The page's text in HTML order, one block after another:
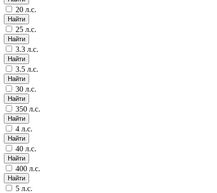
20 л.с.
Найти
25 л.с.
Найти
3.3 л.с.
Найти
3.5 л.с.
Найти
30 л.с.
Найти
350 л.с.
Найти
4 л.с.
Найти
40 л.с.
Найти
400 л.с.
Найти
5 л.с.